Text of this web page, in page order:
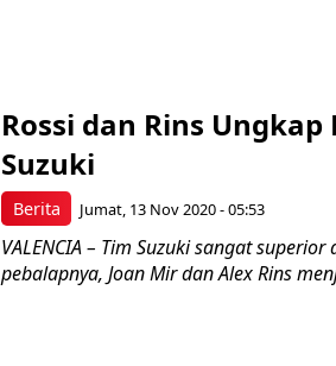
Berita
Rossi dan Rins
Suzuki
Jumat, 13 Nov 2020 - 05:53
VALENCIA – Tim Suzuki sangat
pebalapnya, Joan Mir dan Alex Rins